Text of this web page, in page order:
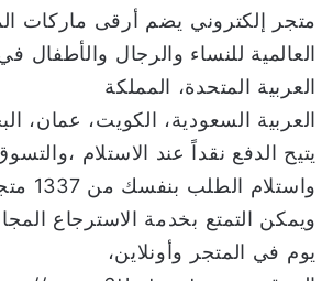
متجر إلكتروني يضم أرقى ماركات
العالمية للنساء والرجال والأطفال
العربية المتحدة، المملكة
العربية السعودية، الكويت، عمان،
يتيح الدفع نقداً عند الاستلام
واستلام الطلب بنفسك من 1337 متجر.
يوم في المتجر وأونلاين،